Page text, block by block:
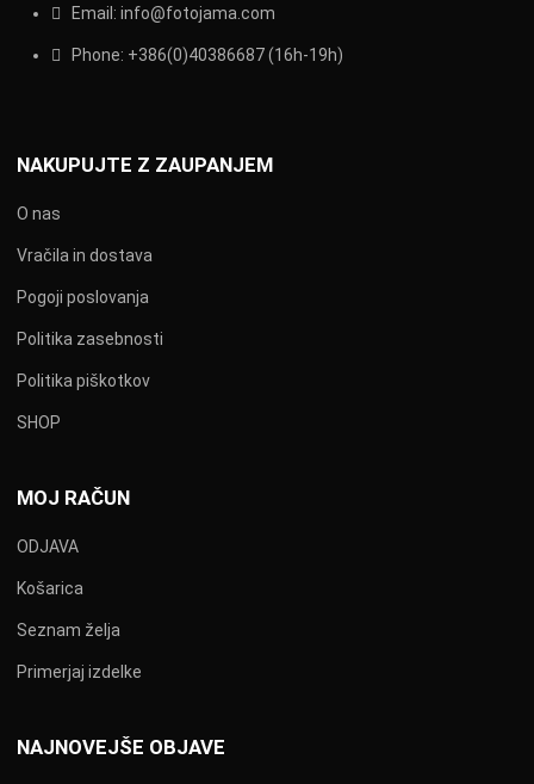
Email: info@fotojama.com
Phone: +386(0)40386687 (16h-19h)
NAKUPUJTE Z ZAUPANJEM
O nas
Vračila in dostava
Pogoji poslovanja
Politika zasebnosti
Politika piškotkov
SHOP
MOJ RAČUN
ODJAVA
Košarica
Seznam želja
Primerjaj izdelke
NAJNOVEJŠE OBJAVE